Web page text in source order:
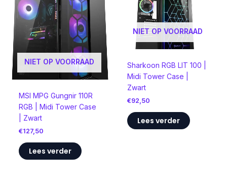
NIET OP VOORRAAD
MSI MPG Gungnir 110R
RGB | Midi Tower Case
| Zwart
€127,50
Lees verder
NIET OP VOORRAAD
Sharkoon RGB LIT 100 |
Midi Tower Case |
Zwart
€92,50
Lees verder